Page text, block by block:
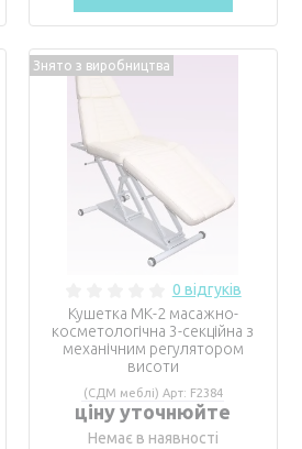
Знято з виробництва
0 відгуків
Кушетка МК-2 масажно-
косметологічна 3-секційна з
механічним регулятором
висоти
(СДМ меблі) Арт: F2384
ціну уточнюйте
Немає в наявності